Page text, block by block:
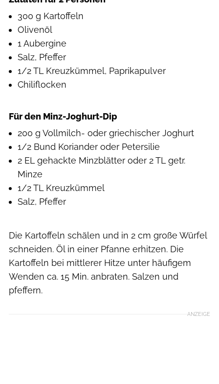
300 g Kartoffeln
Olivenöl
1 Aubergine
Salz, Pfeffer
1/2 TL Kreuzkümmel, Paprikapulver
Chiliflocken
Für den Minz-Joghurt-Dip
200 g Vollmilch- oder griechischer Joghurt
1/2 Bund Koriander oder Petersilie
2 EL gehackte Minzblätter oder 2 TL getr.
Minze
1/2 TL Kreuzkümmel
Salz, Pfeffer
Die Kartoffeln schälen und in 2 cm große Würfel
schneiden. Öl in einer Pfanne erhitzen. Die
Kartoffeln bei mittlerer Hitze unter häufigem
Wenden ca. 15 Min. anbraten. Salzen und
pfeffern.
ANZEIGE